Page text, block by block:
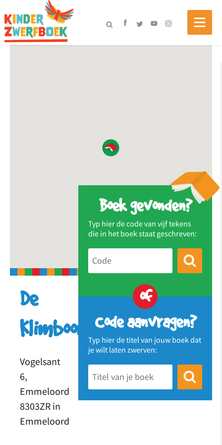
Boek gevonden?
Typ hier de code van vijf tekens
die in het boek staat geschreven:
of
Code aanvragen?
Typ hier de titel van jouw boek dat
je wilt laten zwerven:
De
Klimboom
Vogelsant
6,
Emmeloord
8303ZR in
Emmeloord